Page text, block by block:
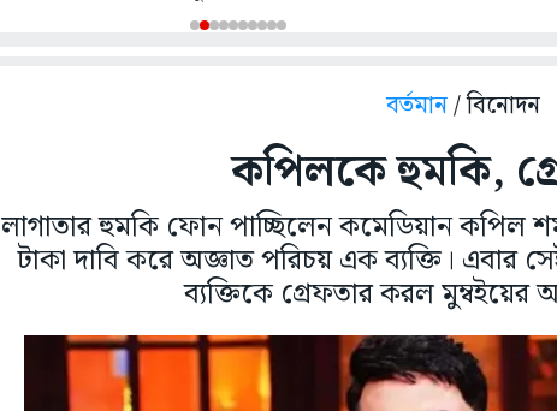
বর্তমান/ বিনোদন
কপিলকে হুমকি,
লাগাতার হুমকি ফোন পাচ্ছিলেন কমেডিয়ান কপিল
টাকা দাবি করে অজ্ঞাত পরিচয় এক ব্যক্তি। এবার
ব্যক্তিকে গ্রেফতার করল মুম্বইয়ের